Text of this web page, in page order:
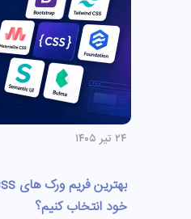
۲۴ تیر ۱۴۰۵
خود انتخاب کنیم؟